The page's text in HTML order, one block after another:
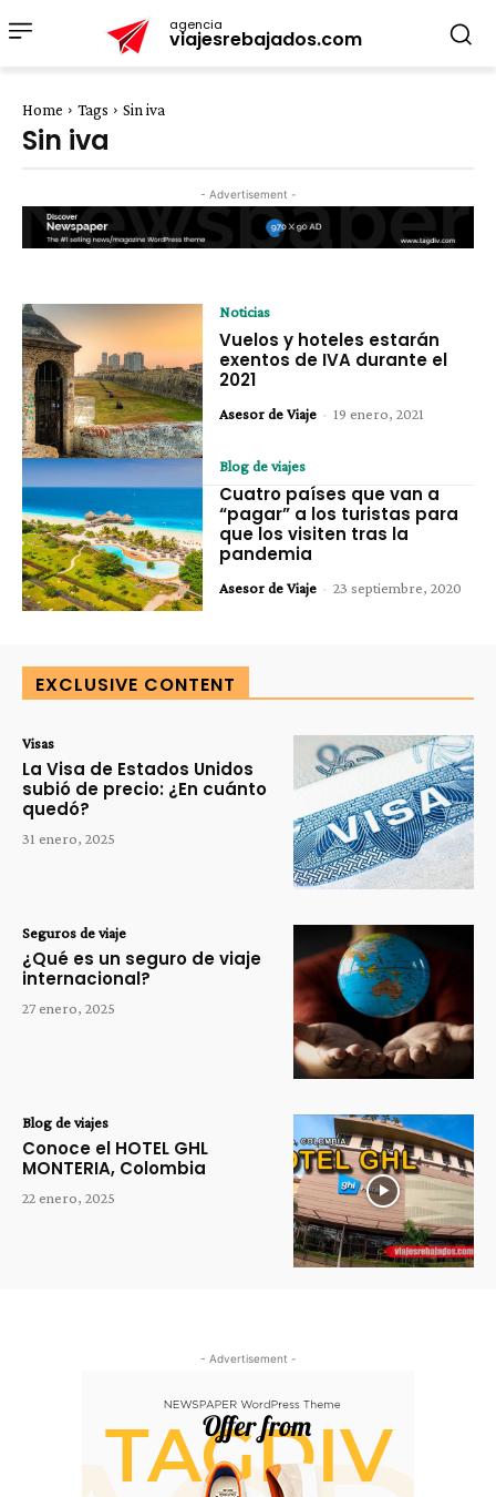
agencia
viajesrebajados.com
Home Tags Sin iva
Sin iva
- Advertisement -
Noticias
Vuelos y hoteles estarán
exentos de IVA durante el
2021
Asesor de Viaje - 19 enero, 2021
Blog de viajes
Cuatro países que van a
“pagar” a los turistas para
que los visiten tras la
pandemia
Asesor de Viaje - 23 septiembre, 2020
EXCLUSIVE CONTENT
Visas
La Visa de Estados Unidos
subió de precio: ¿En cuánto
quedó?
31 enero, 2025
Seguros de viaje
¿Qué es un seguro de viaje
internacional?
27 enero, 2025
Blog de viajes
Conoce el HOTEL GHL
MONTERIA, Colombia
22 enero, 2025
- Advertisement -